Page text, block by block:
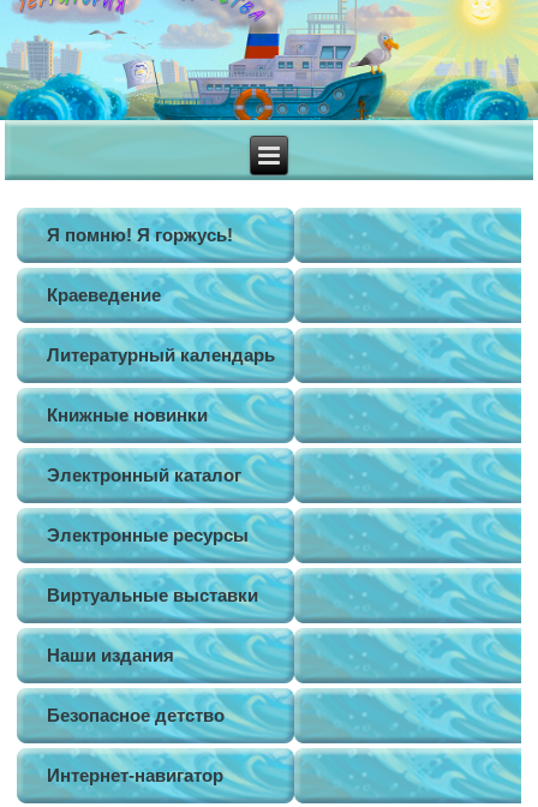
Я помню! Я горжусь!
Краеведение
Литературный календарь
Книжные новинки
Электронный каталог
Электронные ресурсы
Виртуальные выставки
Наши издания
Безопасное детство
Интернет-навигатор